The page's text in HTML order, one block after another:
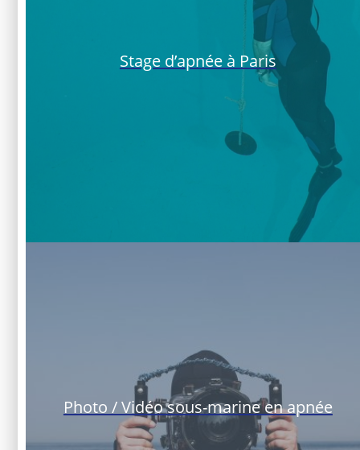
Stage d’apnée à Paris
Photo / Vidéo sous-marine en apnée